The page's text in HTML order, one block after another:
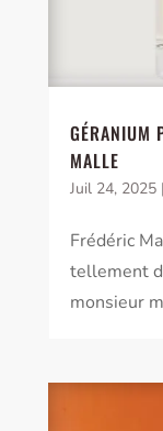
GÉRANIUM
MALLE
Juil 24, 2025|
Frédéric
tellement
monsieur